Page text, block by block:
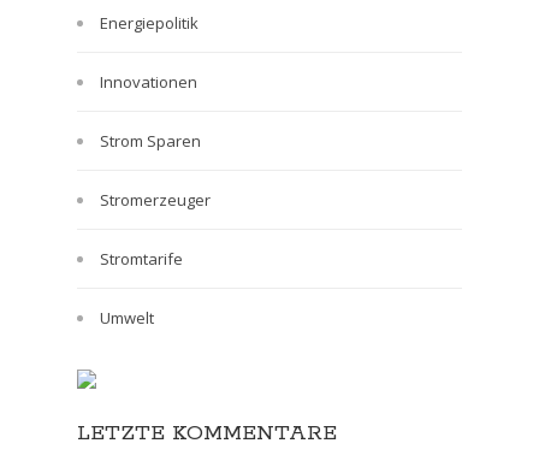
Energiepolitik
Innovationen
Strom Sparen
Stromerzeuger
Stromtarife
Umwelt
LETZTE KOMMENTARE